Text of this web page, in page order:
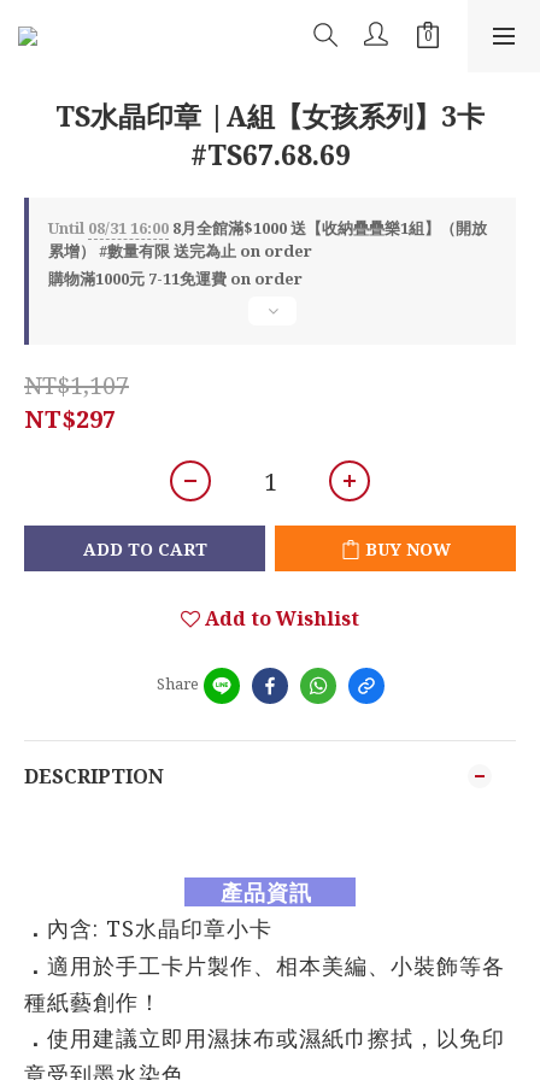
TS水晶印章 |A組【女孩系列】3卡
#TS67.68.69
Until 08/31 16:00 8月全館滿$1000 送【收納疊疊樂1組】（開放
累增） #數量有限 送完為止 on order
購物滿1000元 7-11免運費 on order
NT$1,107
NT$297
ADD TO CART BUY NOW
Add to Wishlist
Share
DESCRIPTION
產品資訊
． 內含: TS水晶印章小卡
． 適用於手工卡片製作、相本美編、小裝飾等各
種紙藝創作！
． 使用建議立即用濕抹布或濕紙巾擦拭，以免印
章受到墨水染色。